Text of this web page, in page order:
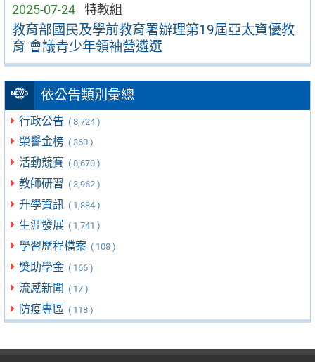
2025-07-24 特教組
教育部國民及學前教育署辦理第19屆亞太資優教
育 會議青少年領袖營遴選
依公告類別彙總
行政公告 ( 8,724 )
榮譽金榜 ( 360 )
活動競賽 ( 8,670 )
教師研習 ( 3,962 )
升學資訊 ( 1,884 )
生涯發展 ( 1,741 )
學習歷程檔案 ( 108 )
獎助學金 ( 166 )
流感新聞 ( 17 )
防疫專區 ( 118 )